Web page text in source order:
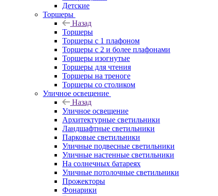
Детские
Торшеры
Назад
Торшеры
Торшеры с 1 плафоном
Торшеры с 2 и более плафонами
Торшеры изогнутые
Торшеры для чтения
Торшеры на треноге
Торшеры со столиком
Уличное освещение
Назад
Уличное освещение
Архитектурные светильники
Ландшафтные светильники
Парковые светильники
Уличные подвесные светильники
Уличные настенные светильники
На солнечных батареях
Уличные потолочные светильники
Прожекторы
Фонарики